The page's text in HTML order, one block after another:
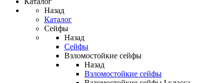
Назад
Каталог
Сейфы
Назад
Сейфы
Взломостойкие сейфы
Назад
Взломостойкие сейфы